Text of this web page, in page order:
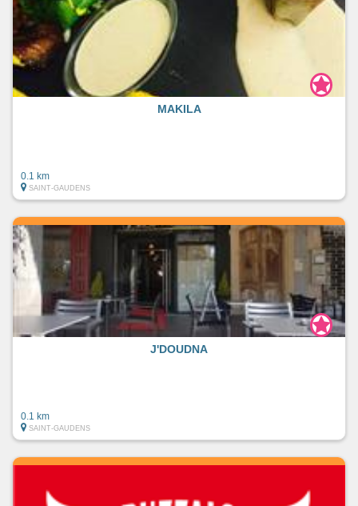
MAKILA
0.1 km
SAINT-GAUDENS
J'DOUDNA
0.1 km
SAINT-GAUDENS